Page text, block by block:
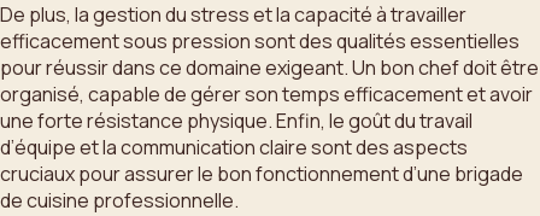
De plus, la gestion du stress et la capacité à travailler
efficacement sous pression sont des qualités essentielles
pour réussir dans ce domaine exigeant. Un bon chef doit être
organisé, capable de gérer son temps efficacement et avoir
une forte résistance physique. Enfin, le goût du travail
d’équipe et la communication claire sont des aspects
cruciaux pour assurer le bon fonctionnement d’une brigade
de cuisine professionnelle.